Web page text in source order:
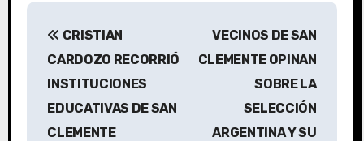
N
CRISTIAN
CARDOZO RECORRIÓ
INSTITUCIONES
EDUCATIVAS DE SAN
CLEMENTE
VECINOS DE SAN
CLEMENTE OPINAN
SOBRE LA
SELECCIÓN
ARGENTINA Y SU